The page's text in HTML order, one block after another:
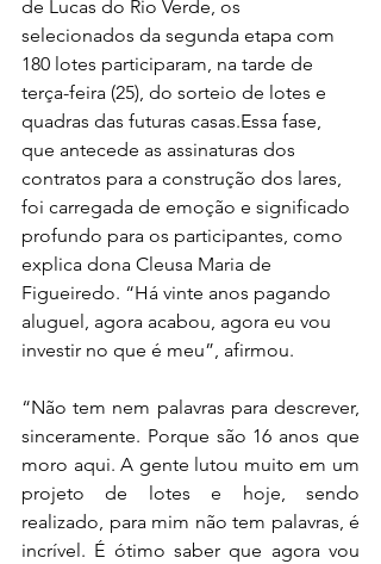
de Lucas do Rio Verde, os
selecionados da segunda etapa com
180 lotes participaram, na tarde de
terça-feira (25), do sorteio de lotes e
quadras das futuras casas.Essa fase,
que antecede as assinaturas dos
contratos para a construção dos lares,
foi carregada de emoção e significado
profundo para os participantes, como
explica dona Cleusa Maria de
Figueiredo. “Há vinte anos pagando
aluguel, agora acabou, agora eu vou
investir no que é meu”, afirmou.
“Não tem nem palavras para descrever,
sinceramente. Porque são 16 anos que
moro aqui. A gente lutou muito em um
projeto de lotes e hoje, sendo
realizado, para mim não tem palavras, é
incrível. É ótimo saber que agora vou